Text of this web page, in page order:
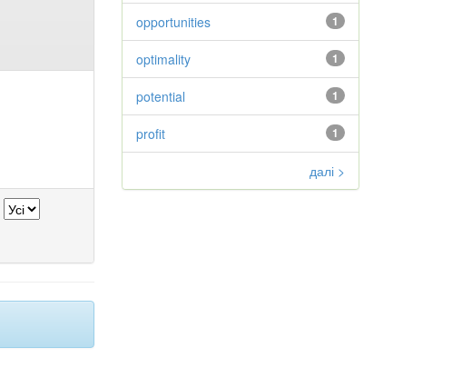
1
opportunities
1
optimality
1
potential
1
profit
далі >